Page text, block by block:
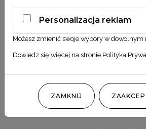
Paproć stabilizowana
Personalizacja reklam
Możesz zmienić swoje wybory w dowolnym
Dowiedz się więcej na stronie Polityka
ZAMKNIJ